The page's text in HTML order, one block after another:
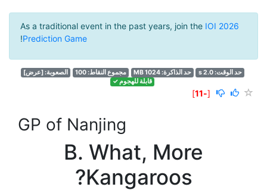
As a traditional event in the past years, join the IOI 2026
Prediction Game
!
حد الوقت: 2.0 s حد الذاكرة: 1024 MB مجموع النقاط: 100 الصعوبة:[عرض]
قابلة للهجوم ✓
[
-11
]
GP of Nanjing
B. What, More
Kangaroos?